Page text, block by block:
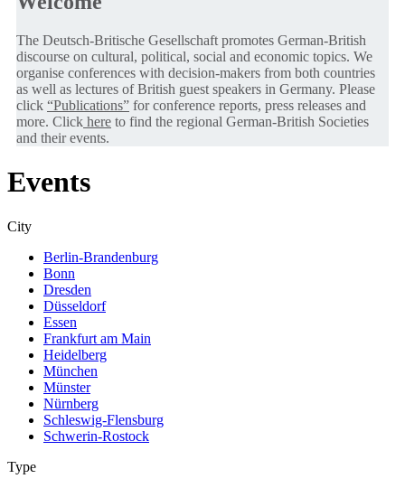
The Deutsch-Britische Gesellschaft promotes German-British
discourse on cultural, political, social and economic topics. We
organise conferences with decision-makers from both countries
as well as lectures of British guest speakers in Germany. Please
click “Publications” for conference reports, press releases and
more. Click here to find the regional German-British Societies
and their events.
Events
City
Berlin-Brandenburg
Bonn
Dresden
Düsseldorf
Essen
Frankfurt am Main
Heidelberg
München
Münster
Nürnberg
Schleswig-Flensburg
Schwerin-Rostock
Type